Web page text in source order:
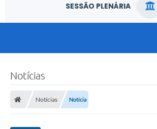
SESSÃO PLENÁRIA
Notícias
Notícias Notícia